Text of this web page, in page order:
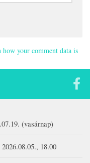
how your comment data is
(vasárnap)
18.00